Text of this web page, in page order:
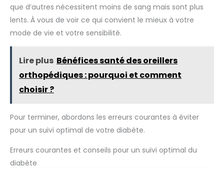
que d’autres nécessitent moins de sang mais sont plus
lents. À vous de voir ce qui convient le mieux à votre
mode de vie et votre sensibilité.
Lire plus Bénéfices santé des oreillers
orthopédiques : pourquoi et comment
choisir ?
Pour terminer, abordons les erreurs courantes à éviter
pour un suivi optimal de votre diabète.
Erreurs courantes et conseils pour un suivi optimal du
diabète